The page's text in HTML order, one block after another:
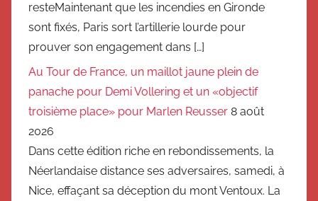
resteMaintenant que les incendies en Gironde
sont fixés, Paris sort l’artillerie lourde pour
prouver son engagement dans […]
Au Tour de France, un maillot jaune plein de
panache pour Demi Vollering et un «objectif
troisième place» pour Marlen Reusser 8 août
2026
Dans cette édition riche en rebondissements, la
Néerlandaise distance ses adversaires, samedi, à
Nice, effaçant sa déception du mont Ventoux. La